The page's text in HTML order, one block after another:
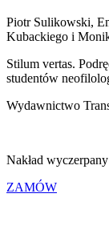
Piotr Sulikowski,
Kubackiego i
Stilum vertas.
studentów
Wydawnictwo
Nakład wyczerpany
ZAMÓW